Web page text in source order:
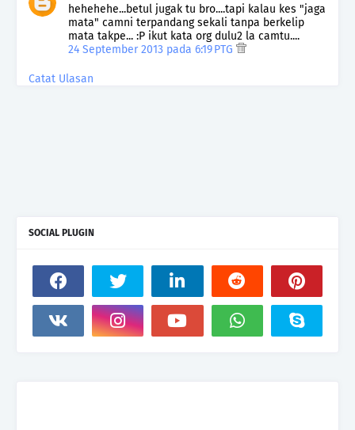
hehehehe...betul jugak tu bro....tapi kalau kes "jaga
mata" camni terpandang sekali tanpa berkelip
mata takpe... :P ikut kata org dulu2 la camtu....
24 September 2013 pada 6:19 PTG
Catat Ulasan
SOCIAL PLUGIN